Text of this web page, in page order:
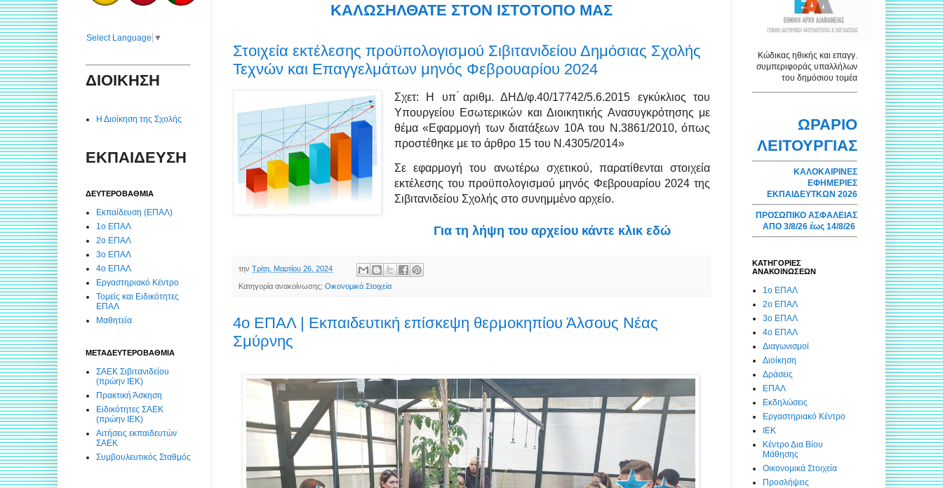
ΚΑΛΩΣΗΛΘΑΤΕ ΣΤΟΝ ΙΣΤΟΤΟΠΟ ΜΑΣ
Στοιχεία εκτέλεσης προϋπολογισμού Σιβιτανιδείου Δημόσιας Σχολής
Τεχνών και Επαγγελμάτων μηνός Φεβρουαρίου 2024
Σχετ: Η υπ ́αριθμ. ΔΗΔ/φ.40/17742/5.6.2015 εγκύκλιος του
Υπουργείου Εσωτερικών και Διοικητικής Ανασυγκρότησης με
θέμα «Εφαρμογή των διατάξεων 10Α του Ν.3861/2010, όπως
προστέθηκε με το άρθρο 15 του Ν.4305/2014»
Σε εφαρμογή του ανωτέρω σχετικού, παρατίθενται στοιχεία
εκτέλεσης του προϋπολογισμού μηνός Φεβρουαρίου 2024 της
Σιβιτανιδείου Σχολής στο συνημμένο αρχείο.
Για τη λήψη του αρχείου κάντε κλικ εδώ
την Τρίτη, Μαρτίου 26, 2024
Κατηγορία ανακοίνωσης: Οικονομικά Στοιχεία
4ο ΕΠΑΛ | Εκπαιδευτική επίσκεψη θερμοκηπίου Άλσους Νέας
Σμύρνης
Select Language ▼
ΔΙΟΙΚΗΣΗ
Η Διοίκηση της Σχολής
ΕΚΠΑΙΔΕΥΣΗ
ΔΕΥΤΕΡΟΒΑΘΜΙΑ
Εκπαίδευση (ΕΠΑΛ)
1ο ΕΠΑΛ
2ο ΕΠΑΛ
3ο ΕΠΑΛ
4ο ΕΠΑΛ
Εργαστηριακό Κέντρο
Τομείς και Ειδικότητες
ΕΠΑΛ
Μαθητεία
ΜΕΤΑΔΕΥΤΕΡΟΒΑΘΜΙΑ
ΣΑΕΚ Σιβιτανιδείου
(πρώην ΙΕΚ)
Πρακτική Άσκηση
Ειδικότητες ΣΑΕΚ
(πρώην ΙΕΚ)
Αιτήσεις εκπαιδευτών
ΣΑΕΚ
Συμβουλευτικός Σταθμός
Κώδικας ηθικής και επαγγ.
συμπεριφοράς υπαλλήλων
του δημόσιου τομέα
ΩΡΑΡΙΟ
ΛΕΙΤΟΥΡΓΙΑΣ
ΚΑΛΟΚΑΙΡΙΝΕΣ
ΕΦΗΜΕΡΙΕΣ
ΕΚΠΑΙΔΕΥΤΚΩΝ 2026
ΠΡΟΣΩΠΙΚΟ ΑΣΦΑΛΕΙΑΣ
ΑΠΟ 3/8/26 έως 14/8/26
ΚΑΤΗΓΟΡΙΕΣ
ΑΝΑΚΟΙΝΩΣΕΩΝ
1ο ΕΠΑΛ
2ο ΕΠΑΛ
3ο ΕΠΑΛ
4ο ΕΠΑΛ
Διαγωνισμοί
Διοίκηση
Δράσεις
ΕΠΑΛ
Εκδηλώσεις
Εργαστηριακό Κέντρο
ΙΕΚ
Κέντρο Δια Βίου
Μάθησης
Οικονομικά Στοιχεία
Προσλήψεις